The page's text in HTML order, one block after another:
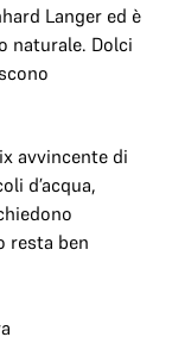
Langer ed è
naturale. Dolci
avvincente di
d’acqua,
resta ben